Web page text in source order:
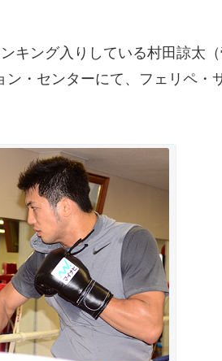
ング入りしている村田諒太
・センターにて、フェリペ・